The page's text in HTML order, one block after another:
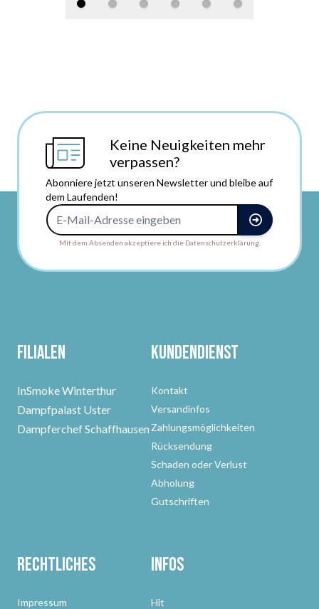
Keine Neuigkeiten mehr
verpassen?
Abonniere jetzt unseren Newsletter und bleibe auf
dem Laufenden!
Mit dem Absenden akzeptiere ich die Datenschutzerklärung.
Filialen
InSmoke Winterthur
Dampfpalast Uster
Dampferchef Schaffhausen
Kundendienst
Kontakt
Versandinfos
Zahlungsmöglichkeiten
Rücksendung
Schaden oder Verlust
Abholung
Gutschriften
Rechtliches
Impressum
Infos
Hit